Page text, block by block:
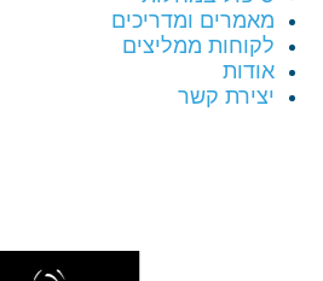
מאמרים ומדריכים
לקוחות ממליצים
אודות
יצירת קשר